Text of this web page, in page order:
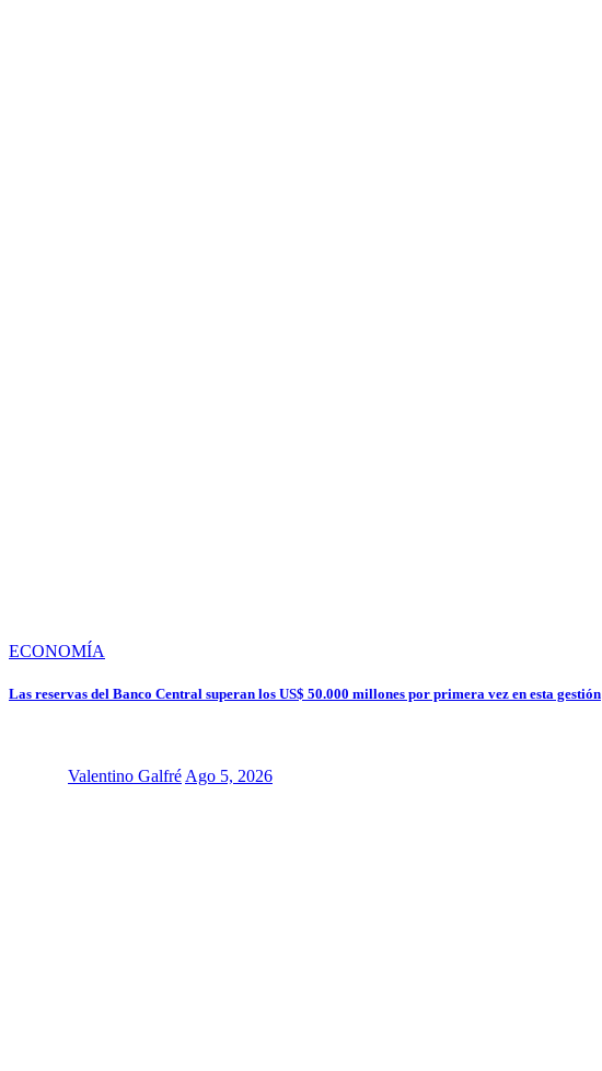
ECONOMÍA
Las reservas del Banco Central superan los US$ 50.000 millones por primera vez en esta gestión
Valentino GalfréAgo 5, 2026